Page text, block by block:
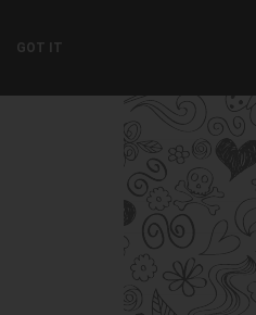
GOT IT